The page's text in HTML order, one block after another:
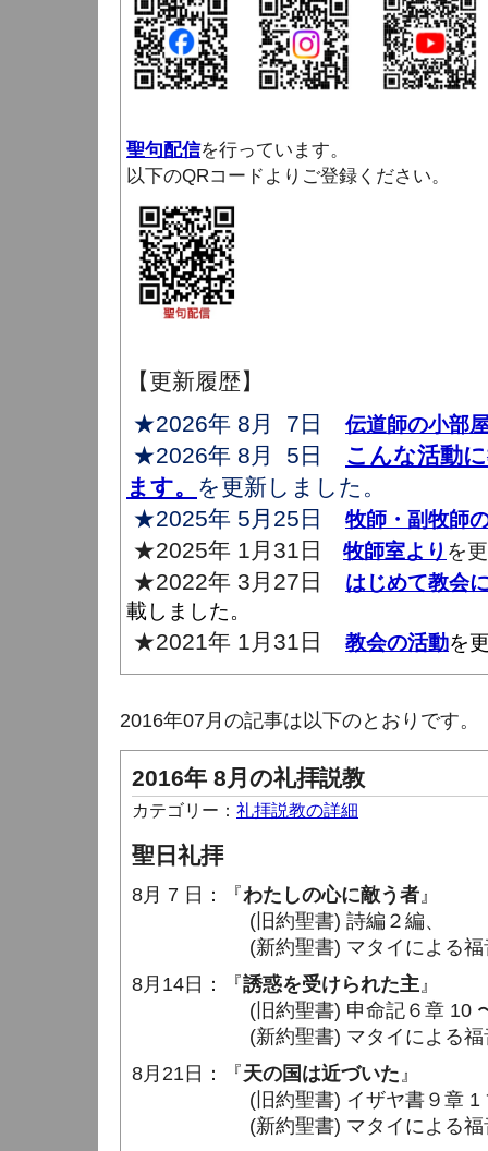
聖句配信を行っています。
以下のQRコードよりご登録ください。
【更新履歴】
★2026年 8月 7日 伝道師の小部
★2026年 8月 5日 こんな活動
ます。 を更新しました。
★2025年 5月25日 牧師・副牧師
★2025年 1月31日 牧師室より を
★2022年 3月27日
はじめて教会
載しました。
★2021年 1月31日 教会の活動を
2016年07月の記事は以下のとおりです。
2016年 8月の礼拝説教
カテゴリー： 礼拝説教の詳細
聖日礼拝
8月 7 日：『わたしの心に敵う者』
(旧約聖書) 詩編２編、
(新約聖書) マタイによる福音
8月14日：『誘惑を受けられた主』
(旧約聖書) 申命記６章 10 〜
(新約聖書) マタイによる福音
8月21日：『天の国は近づいた』
(旧約聖書) イザヤ書９章 1
(新約聖書) マタイによる福音